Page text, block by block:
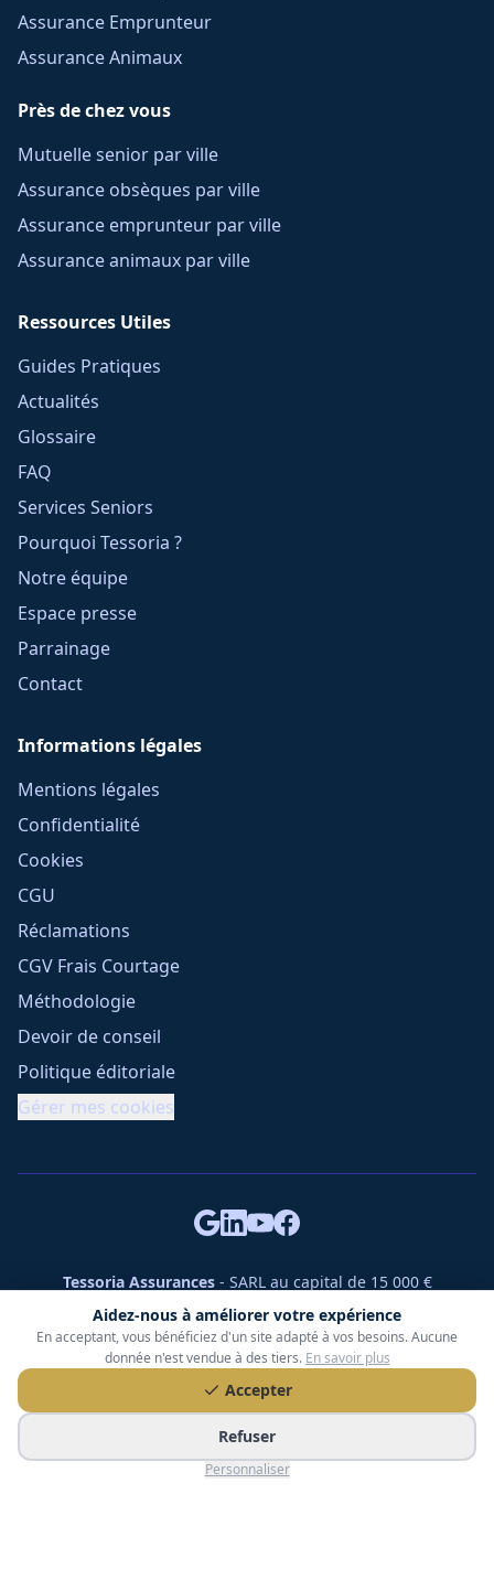
Aidez-nous à améliorer votre expérience
En acceptant, vous bénéficiez d'un site adapté à vos besoins. Aucune
donnée n'est vendue à des tiers. En savoir plus
Accepter
Refuser
Personnaliser
Assurance Emprunteur
Assurance Animaux
Près de chez vous
Mutuelle senior par ville
Assurance obsèques par ville
Assurance emprunteur par ville
Assurance animaux par ville
Ressources Utiles
Guides Pratiques
Actualités
Glossaire
FAQ
Services Seniors
Pourquoi Tessoria ?
Notre équipe
Espace presse
Parrainage
Contact
Informations légales
Mentions légales
Confidentialité
Cookies
CGU
Réclamations
CGV Frais Courtage
Méthodologie
Devoir de conseil
Politique éditoriale
Gérer mes cookies
Tessoria Assurances- SARL au capital de 15 000 €
ORIAS n° 25007309 - RCS 990 206 179 - Membre du réseau
360 Courtage
RC Pro : Klarity - Contrat n° CCOUK000785
49 chemin des Gardettes Sine, 06570 Saint-Paul-de-Vence
© Tessoria Assurances. Tous droits réservés.